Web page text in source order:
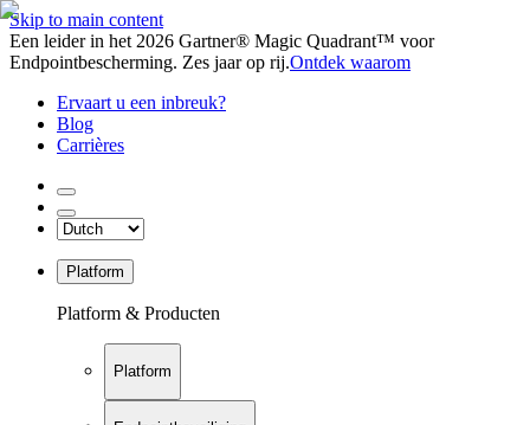
Skip to main content
Een leider in het 2026 Gartner® Magic Quadrant™ voor
Endpointbescherming. Zes jaar op rij.Ontdek waarom
Ervaart u een inbreuk?
Blog
Carrières
Platform
Platform & Producten
Platform